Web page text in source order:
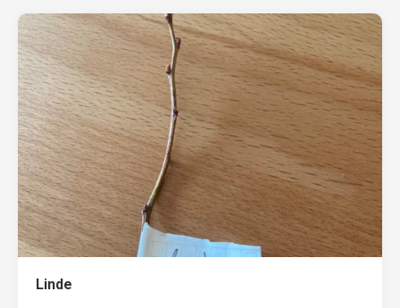
Linde